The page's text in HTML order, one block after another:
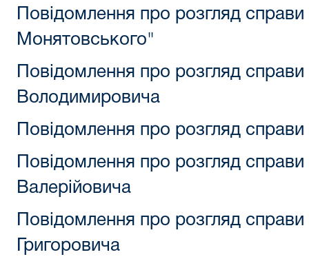
Повідомлення про розгляд
Монятовського"
Повідомлення про розгляд справи
Володимировича
Повідомлення про розгляд справи
Повідомлення про розгляд справи
Валерійовича
Повідомлення про розгляд
Григоровича